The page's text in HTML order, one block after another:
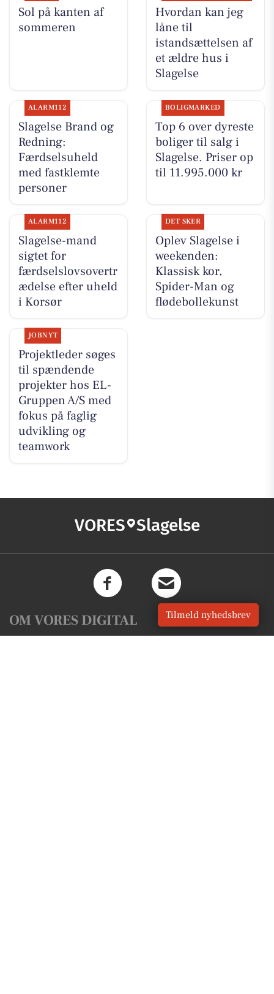
Sol på kanten af
sommeren
Hvordan kan jeg
låne til
istandsættelsen af
et ældre hus i
Slagelse
ALARM112
Slagelse Brand og
Redning:
Færdselsuheld
med fastklemte
personer
BOLIGMARKED
Top 6 over dyreste
boliger til salg i
Slagelse. Priser op
til 11.995.000 kr
ALARM112
Slagelse-mand
sigtet for
færdselslovsovertr
ædelse efter uheld
i Korsør
DET SKER
Oplev Slagelse i
weekenden:
Klassisk kor,
Spider-Man og
flødebollekunst
JOBNYT
Projektleder søges
til spændende
projekter hos EL-
Gruppen A/S med
fokus på faglig
udvikling og
teamwork
VORES Slagelse
OM VORES DIGITAL Tilmeld nyhedsbrev